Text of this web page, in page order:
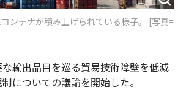
ンテナが積み上げられている様子。 [写真=
輸出品目を巡る貿易技術障壁を低減
についての議論を開始した。